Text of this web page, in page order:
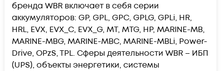
бренда WBR включает в себя серии
аккумуляторов: GP, GPL, GPC, GPLG, GPLi, HR,
HRL, EVX, EVX_C, EVX_G, MT, MTG, HP, MARINE-MB,
MARINE-MBG, MARINE-MBC, MARINE-MBLi, Power-
Drive, OPzS, TPL. Сферы деятельности WBR – ИБП
(UPS), объекты энергетики, системы